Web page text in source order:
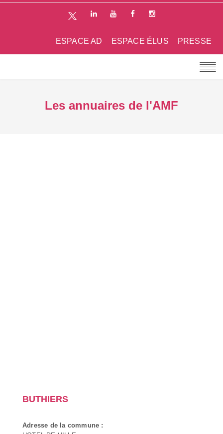
PRESSE
ESPACE ÉLUS
ESPACE AD
Les annuaires de l'AMF
BUTHIERS
Adresse de la commune :